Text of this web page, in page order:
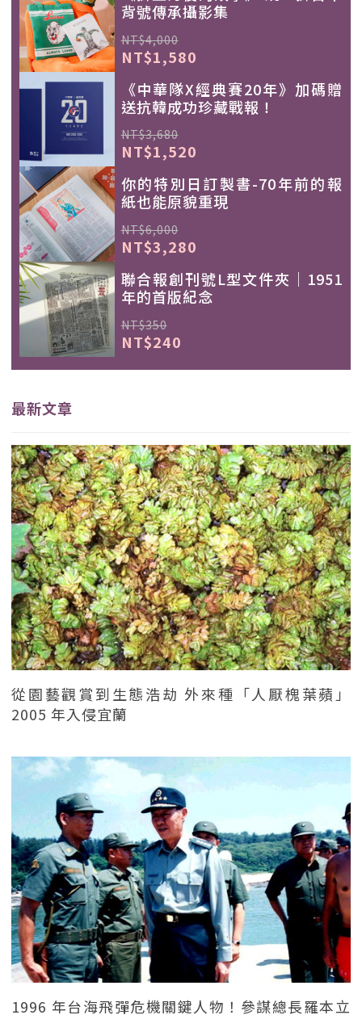
背號傳承攝影集
NT$4,000
NT$1,580
《中華隊X經典賽20年》加碼贈
送抗韓成功珍藏戰報！
NT$3,680
NT$1,520
你的特別日訂製書-70年前的報
紙也能原貌重現
NT$6,000
NT$3,280
聯合報創刊號L型文件夾｜1951
年的首版紀念
NT$350
NT$240
最新文章
從園藝觀賞到生態浩劫 外來種「人厭槐葉蘋」
2005 年入侵宜蘭
1996 年台海飛彈危機關鍵人物！參謀總長羅本立